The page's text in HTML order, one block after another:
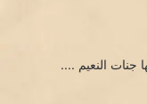
جنات النعيم ....